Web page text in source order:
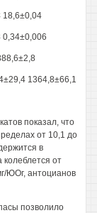
18,6±0,04
1364,8±66,1
показал, что
от 10,1 до
в
от
ЮОг, антоцианов
позволило